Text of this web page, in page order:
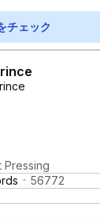
チェック
Pressing
56772